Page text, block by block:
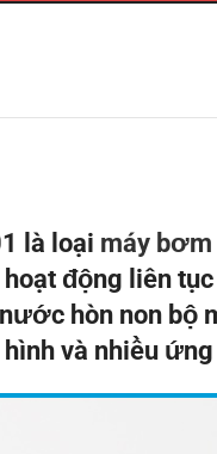
là loại máy
động liên
hòn non bộ
và nhiều